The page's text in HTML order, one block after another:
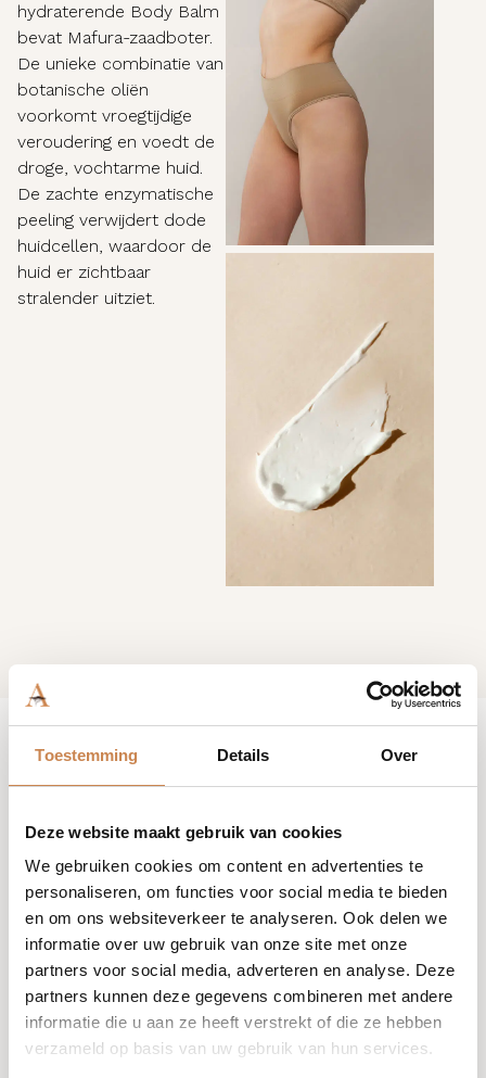
Toestemming Details Over
Deze website maakt gebruik van cookies
We gebruiken cookies om content en advertenties te
personaliseren, om functies voor social media te bieden
en om ons websiteverkeer te analyseren. Ook delen we
informatie over uw gebruik van onze site met onze
partners voor social media, adverteren en analyse. Deze
partners kunnen deze gegevens combineren met andere
informatie die u aan ze heeft verstrekt of die ze hebben
verzameld op basis van uw gebruik van hun services.
hydraterende Body Balm
bevat Mafura-zaadboter.
De unieke combinatie van
botanische oliën
voorkomt vroegtijdige
veroudering en voedt de
droge, vochtarme huid.
De zachte enzymatische
peeling verwijdert dode
huidcellen, waardoor de
huid er zichtbaar
stralender uitziet.
Mafura Body Balm